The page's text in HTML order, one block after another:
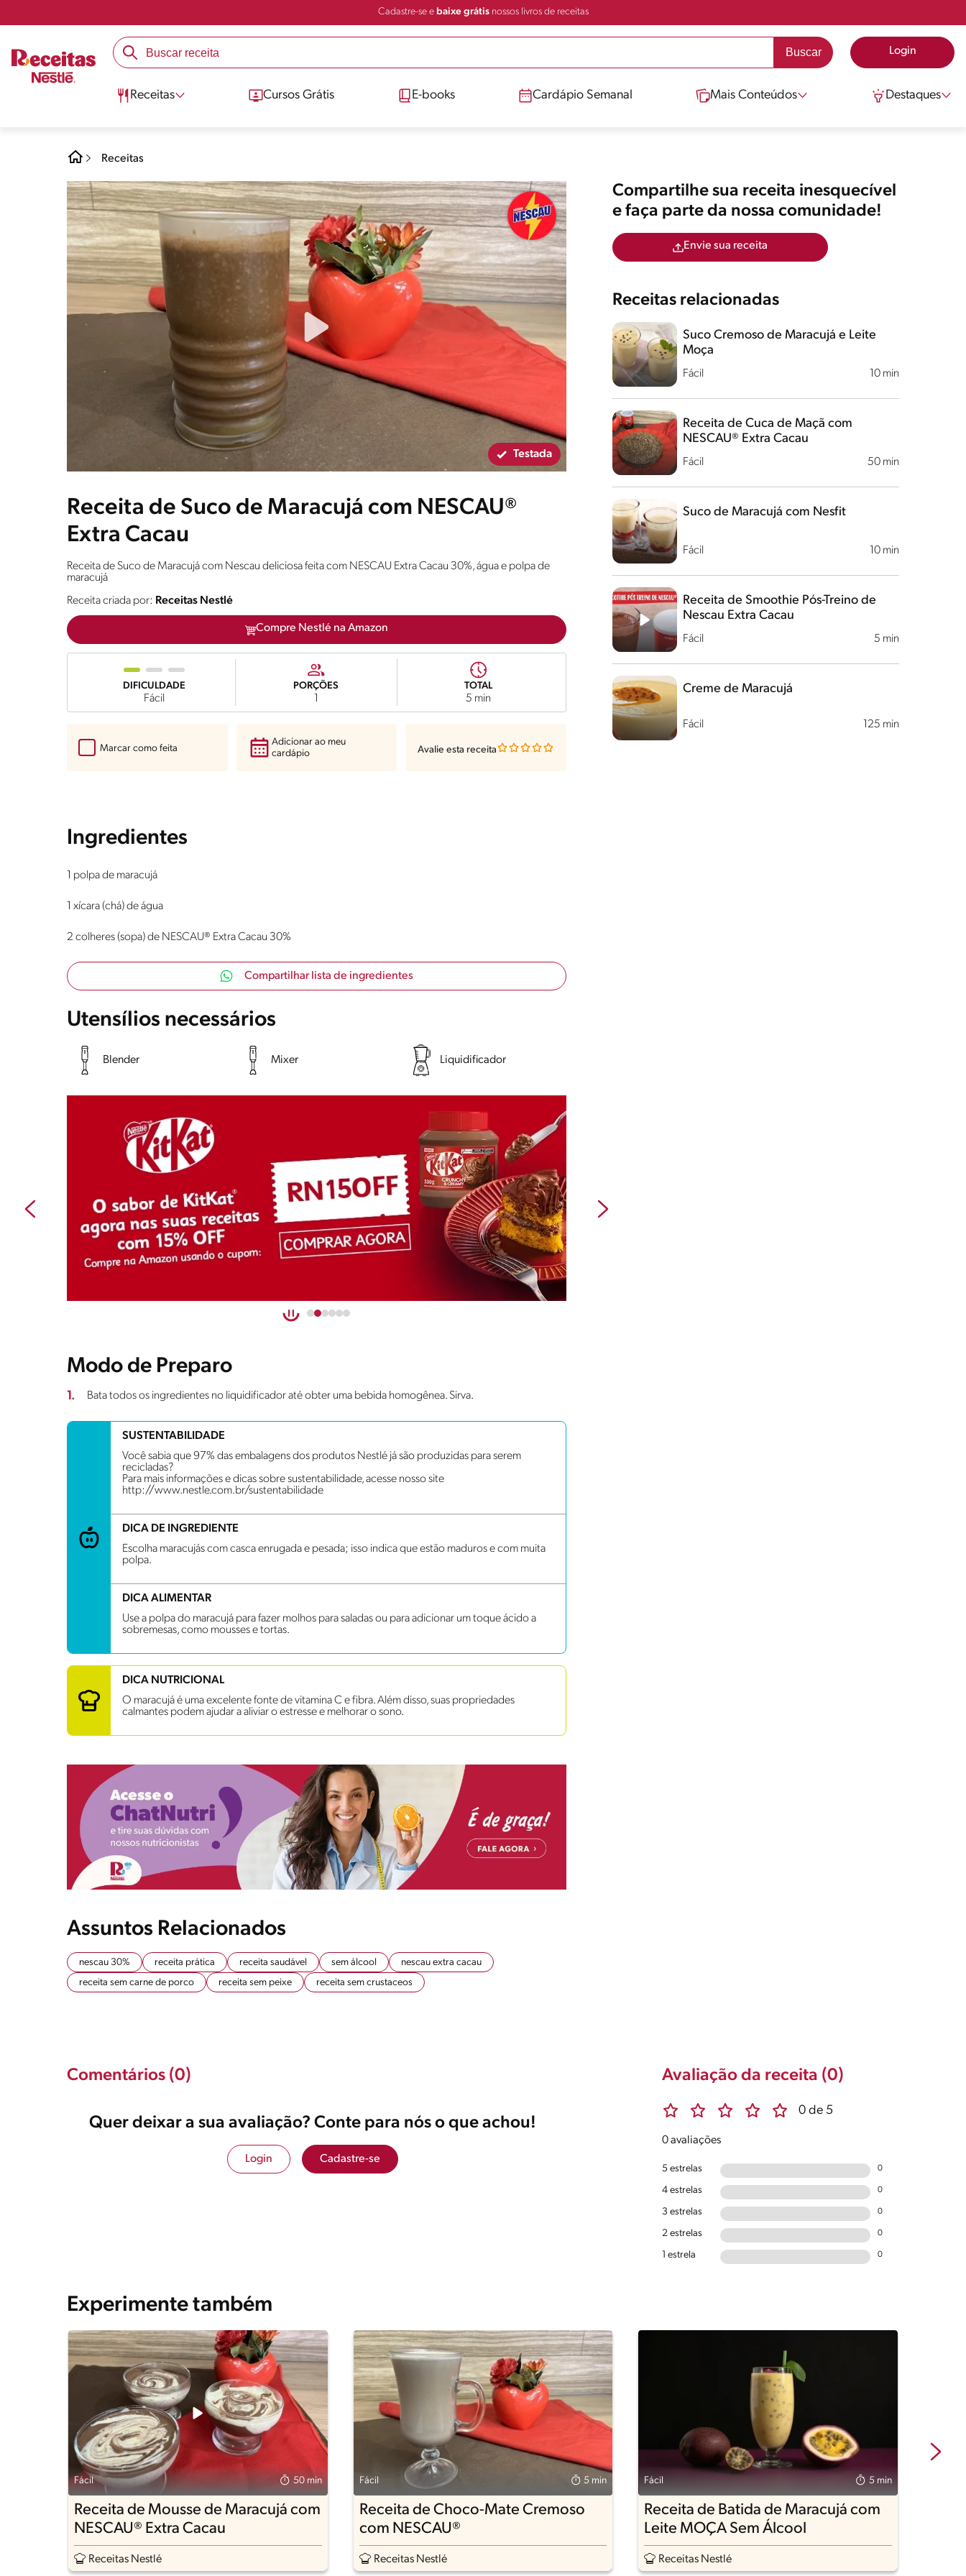
Cadastre-se e baixe grátisnossos livros de receitas
Login
Receitas Cursos Grátis E-books Cardápio Semanal Mais Conteúdos Destaques
Receitas
Testada
Receita de Suco de Maracujá com NESCAU®
Extra Cacau
Receita de Suco de Maracujá com Nescau deliciosa feita com NESCAU Extra Cacau 30%, água e polpa de
maracujá
Receita criada por: Receitas Nestlé
Compre Nestlé na Amazon
DIFICULDADE
Fácil
PORÇÕES TOTAL
5 min
Marcar como feita
Adicionar ao meu
cardápio
Avalie esta receita
Ingredientes
1 polpa de maracujá
1 xícara (chá) de água
2 colheres (sopa) de NESCAU® Extra Cacau 30%
Compartilhar lista de ingredientes
Utensílios necessários
Blender Mixer Liquidificador
Modo de Preparo
1. Bata todos os ingredientes no liquidificador até obter uma bebida homogênea. Sirva.
SUSTENTABILIDADE
Você sabia que 97% das embalagens dos produtos Nestlé já são produzidas para serem
recicladas?
Para mais informações e dicas sobre sustentabilidade, acesse nosso site
http://www.nestle.com.br/sustentabilidade
DICA DE INGREDIENTE
Escolha maracujás com casca enrugada e pesada; isso indica que estão maduros e com muita
polpa.
DICA ALIMENTAR
Use a polpa do maracujá para fazer molhos para saladas ou para adicionar um toque ácido a
sobremesas, como mousses e tortas.
DICA NUTRICIONAL
O maracujá é uma excelente fonte de vitamina C e fibra. Além disso, suas propriedades
calmantes podem ajudar a aliviar o estresse e melhorar o sono.
Assuntos Relacionados
nescau 30% receita prática receita saudável sem álcool
nescau extra cacau
receita sem carne de porco
receita sem peixe receita sem crustaceos
Compartilhe sua receita inesquecível
e faça parte da nossa comunidade!
Envie sua receita
Receitas relacionadas
Fácil 10 min
Suco Cremoso de Maracujá e Leite
Moça
Fácil 50 min
Receita de Cuca de Maçã com
NESCAU® Extra Cacau
Fácil 10 min
Suco de Maracujá com Nesfit
Fácil 5 min
Receita de Smoothie Pós-Treino de
Nescau Extra Cacau
Fácil 125 min
Creme de Maracujá
Avaliação da receita (0)
0 de 5
0 avaliações
5 estrelas 0
4 estrelas 0
3 estrelas 0
2 estrelas 0
1 estrela 0
Comentários (0)
Quer deixar a sua avaliação? Conte para nós o que achou!
Login Cadastre-se
Experimente também
Fácil 50 min
Receita de Mousse de Maracujá com
NESCAU® Extra Cacau
Receitas Nestlé
Fácil 5 min
Receita de Choco-Mate Cremoso
com NESCAU®
Receitas Nestlé
Fácil 5 min
Receita de Batida de Maracujá com
Leite MOÇA Sem Álcool
Receitas Nestlé